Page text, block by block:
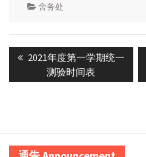
舍务处
navigation
Previous
post:
2021年度第一学期统一
测验时间表